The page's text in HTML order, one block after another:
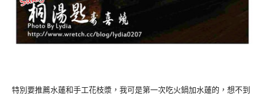
特別要推薦水蓮和手工花枝漿，我可是第一次吃火鍋加水蓮的，想不到